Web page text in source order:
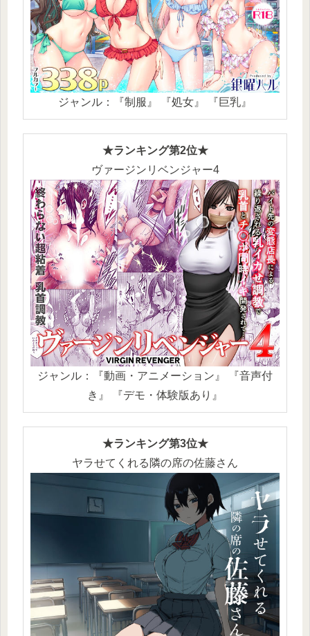
ジャンル：『制服』 『処女』 『巨乳』
★ランキング第2位★
ヴァージンリベンジャー4
ジャンル：『動画・アニメーション』 『音声付
き』 『デモ・体験版あり』
★ランキング第3位★
ヤラせてくれる隣の席の佐藤さん